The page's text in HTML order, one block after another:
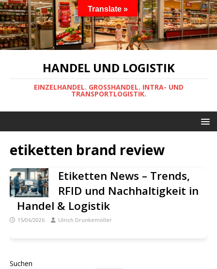
HANDEL UND LOGISTIK
EINZELHANDEL. GROSSHANDEL. INTRA- UND
TRANSPORTLOGISTIK.
etiketten brand review
Etiketten News – Trends,
RFID und Nachhaltigkeit in
Handel & Logistik
15/06/2026 Ulrich Drunkemöller
Suchen
Translate »